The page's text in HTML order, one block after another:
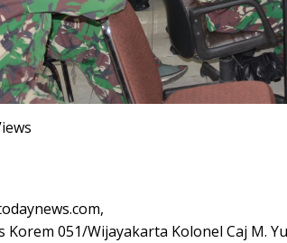
Korem 051/Wijayakarta Kolonel Caj M.